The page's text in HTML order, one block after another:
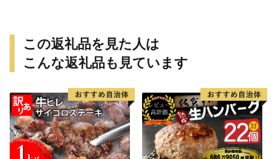
この返礼品を見た人は
こんな返礼品も見ています